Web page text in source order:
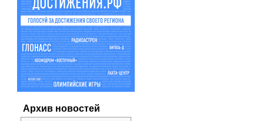
Архив новостей